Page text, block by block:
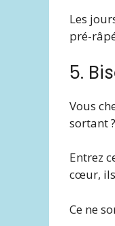
Les
pré-
5.
Vous
sortant ?
Entrez
cœur,
Ce ne